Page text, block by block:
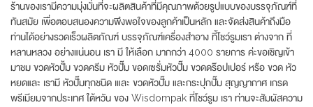
ร้านของเรามีความมุ่งมั่นที่จะผลิตสินค้าที่มีคุณภาพด้วยรูปแบบของบรรจุภัณฑ์ที่
ทันสมัย เพื่อตอบสนองความพึงพอใจของลูกค้าเป็นหลัก และจัดส่งสินค้าถึงมือ
ท่านได้อย่างรวดเร็วผลิตภัณฑ์ บรรจุภัณฑ์เครื่องสำอาง ที้โชว์รูมเรา ต่างจาก ที่
หลานหลวง อย่างแน่นอน เรา มี ให้เลือก มากกว่า 4000 รายการ ค่ะขอเชิญเข้า
มาชม ขวดหัวปั้ม ขวดครีม หัวปั๊ม ขอดเซรั่มหัวปั๊ม ขวดดร๊อปเปอร์ หรือ ขวด หัว
หยดและ เรามี หัวปั๊มทุกชนิด เและ ขวดหัวปั๊ม และกระปุกปั๊ม สุญญากาศ เกรด
พรีเมียมจากประเทศ ใต้หวัน ของ Wisdompak ที่โชว์รูม เรา ท่านจะสัมผัสความ